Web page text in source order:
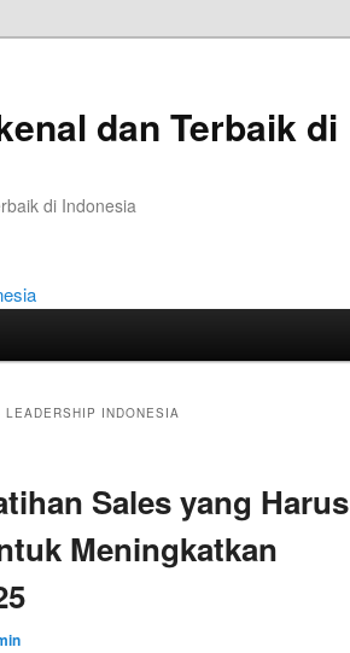
dan Terbaik di
di Indonesia
INDONESIA
Sales yang Harus
Meningkatkan